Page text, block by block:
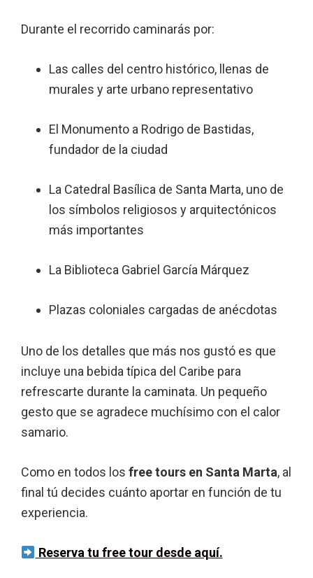
Durante el recorrido caminarás por:
Las calles del centro histórico, llenas de
murales y arte urbano representativo
El Monumento a Rodrigo de Bastidas,
fundador de la ciudad
La Catedral Basílica de Santa Marta, uno de
los símbolos religiosos y arquitectónicos
más importantes
La Biblioteca Gabriel García Márquez
Plazas coloniales cargadas de anécdotas
Uno de los detalles que más nos gustó es que
incluye una bebida típica del Caribe para
refrescarte durante la caminata. Un pequeño
gesto que se agradece muchísimo con el calor
samario.
Como en todos los free tours en Santa Marta, al
final tú decides cuánto aportar en función de tu
experiencia.
Reserva tu free tour desde aquí.